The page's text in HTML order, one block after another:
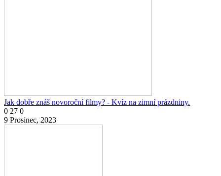
Jak dobře znáš novoroční filmy? - Kvíz na zimní prázdniny.
0 27 0
9 Prosinec, 2023